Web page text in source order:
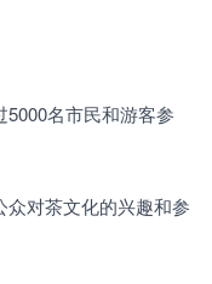
名市民和游客参
对茶文化的兴趣和参